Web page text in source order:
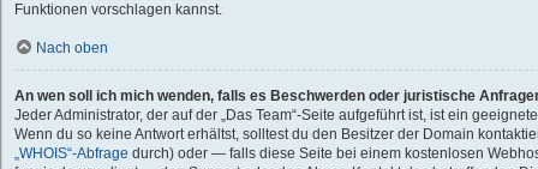
Funktionen vorschlagen kannst.
Nach oben
An wen soll ich mich wenden, falls es Beschwerden oder juristische
Jeder Administrator, der auf der „Das Team“-Seite aufgeführt ist, ist ein
Wenn du so keine Antwort erhältst, solltest du den Besitzer der Domain
„WHOIS“-Abfrage durch) oder — falls diese Seite bei einem kostenlosen